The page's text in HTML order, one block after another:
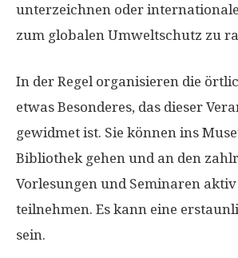
unterzeichnen oder
zum globalen Umweltschutz zu
In der Regel organisieren die
etwas Besonderes, das dieser
gewidmet ist. Sie können ins
Bibliothek gehen und an den
Vorlesungen und Seminaren
teilnehmen. Es kann eine
sein.